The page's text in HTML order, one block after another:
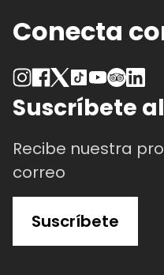
Conecta
Suscríbete
Recibe nuestra
correo
Suscríbete